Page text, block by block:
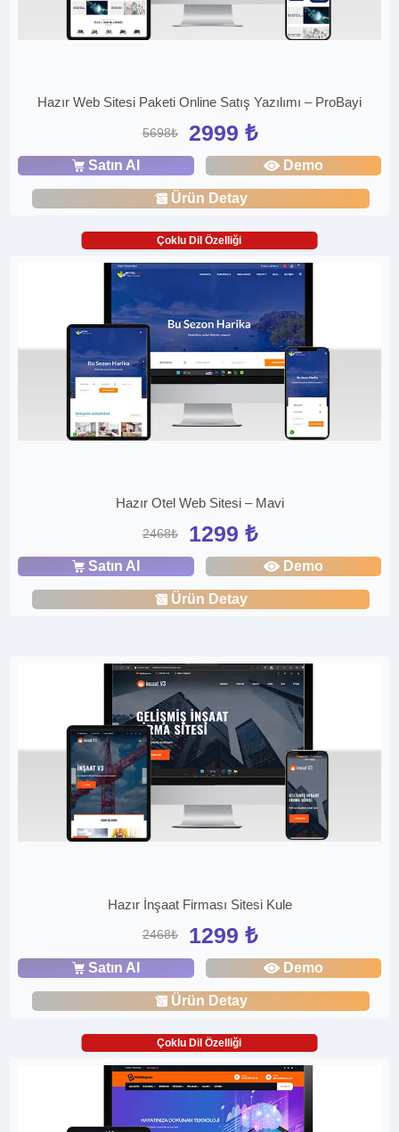
Hazır Web Sitesi Paketi Online Satış Yazılımı – ProBayi
5698₺ 2999 ₺
Satın Al Demo
Ürün Detay
Çoklu Dil Özelliği
Hazır Otel Web Sitesi – Mavi
2468₺ 1299 ₺
Satın Al Demo
Ürün Detay
Hazır İnşaat Firması Sitesi Kule
2468₺ 1299 ₺
Satın Al Demo
Ürün Detay
Çoklu Dil Özelliği